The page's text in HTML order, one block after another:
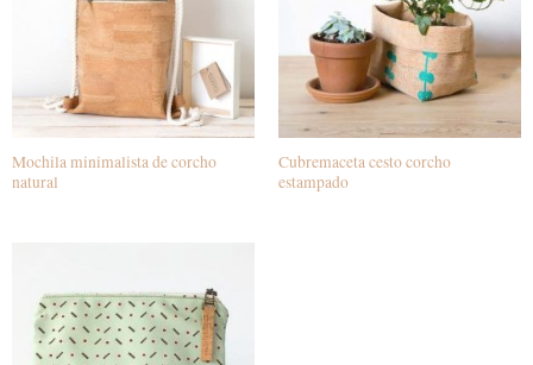
Mochila minimalista de corcho
natural
Cubremaceta cesto corcho
estampado